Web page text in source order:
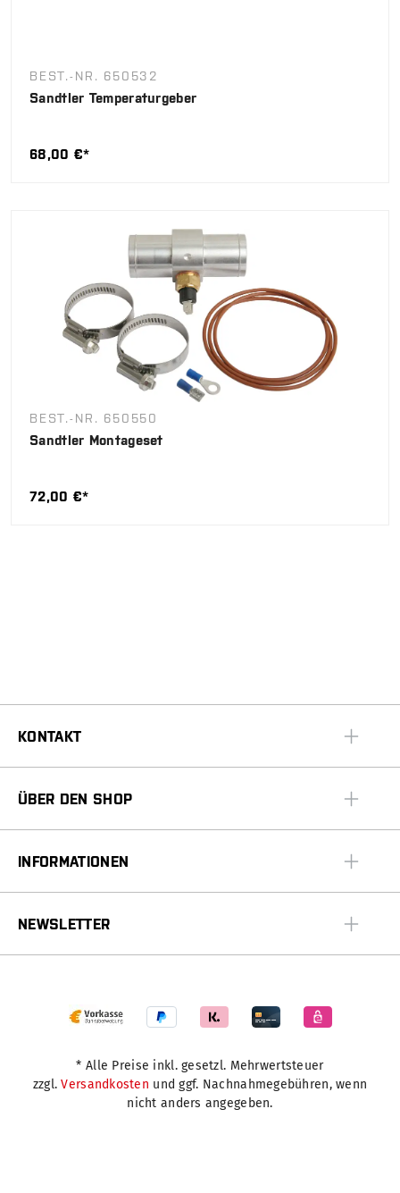
BEST.-NR. 650532
Sandtler Temperaturgeber
68,00 €*
BEST.-NR. 650550
Sandtler Montageset
72,00 €*
KONTAKT
ÜBER DEN SHOP
INFORMATIONEN
NEWSLETTER
* Alle Preise inkl. gesetzl. Mehrwertsteuer
zzgl.Versandkosten und ggf. Nachnahmegebühren, wenn
nicht anders angegeben.